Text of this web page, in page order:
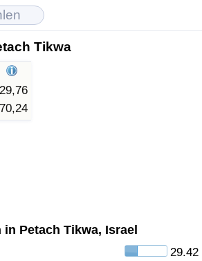
Tikwa
29,76
70,24
Petach Tikwa, Israel
29.42
Index (aktuell)
Index
Index nach Land
(aktuell)
nach Land
(aktuell)
nach Land
(aktuell)